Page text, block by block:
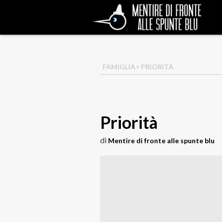
FAMIGLIA> PRIORITÀ
Priorità
di Mentire di fronte alle spunte blu